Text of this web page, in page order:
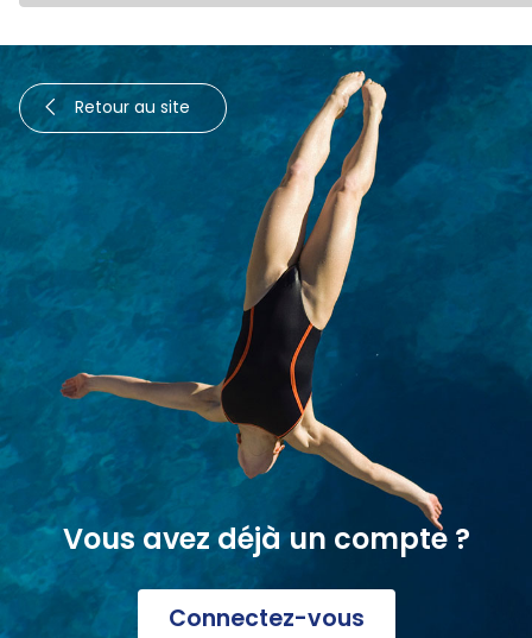
Retour au site
Vous avez déjà un compte ?
Connectez-vous